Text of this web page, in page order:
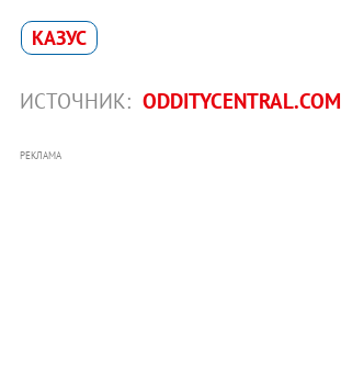
КАЗУС
ИСТОЧНИК: ODDITYCENTRAL.COM
РЕКЛАМА